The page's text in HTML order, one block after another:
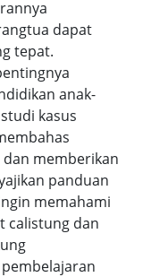
dapat
tepat.
anak-
kasus
memberikan
panduan
memahami
calistung dan